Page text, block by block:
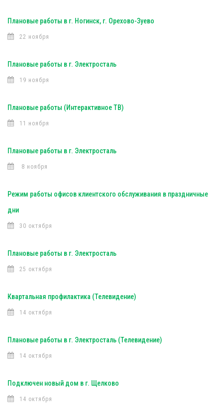
Плановые работы в г. Ногинск, г. Орехово-Зуево
22 ноября
Плановые работы в г. Электросталь
19 ноября
Плановые работы (Интерактивное ТВ)
11 ноября
Плановые работы в г. Электросталь
8 ноября
Режим работы офисов клиентского обслуживания в праздничные
дни
30 октября
Плановые работы в г. Электросталь
25 октября
Квартальная профилактика (Телевидение)
14 октября
Плановые работы в г. Электросталь (Телевидение)
14 октября
Подключен новый дом в г. Щелково
14 октября